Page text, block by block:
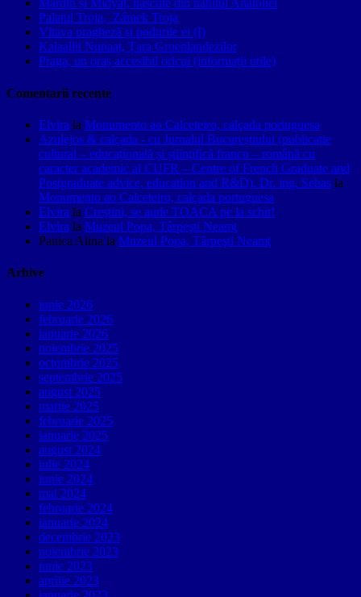
Mardin și Midyat, născute din nahitul Anatoliei
Palatul Troja, Zámek Troja
Vltava pragheză și podurile ei (I)
Kalaallit Nunaat, Țara Groenlandezilor
Praga, un oraș accesibil oricui (informații utile)
Comentarii recente
Elvira la Monumento ao Calceteiro, calçada portuguesa
Azulejos & calçada - cu Jurnalul Bucureștiului (publicație
cultural – educațională și științifică franco – română cu
caracter academic al CUFR – Centre of French Graduate and
Postgraduate advice, education and R&D). Dr. ing. Sebas la
Monumento ao Calceteiro, calçada portuguesa
Elvira la Creştini, se aude TOACA pe la schit!
Elvira la Muzeul Popa, Târpeşti Neamţ
Panica Alina la Muzeul Popa, Târpeşti Neamţ
Arhive
iunie 2026
februarie 2026
ianuarie 2026
noiembrie 2025
octombrie 2025
septembrie 2025
august 2025
martie 2025
februarie 2025
ianuarie 2025
august 2024
iulie 2024
iunie 2024
mai 2024
februarie 2024
ianuarie 2024
decembrie 2023
noiembrie 2023
iunie 2023
aprilie 2023